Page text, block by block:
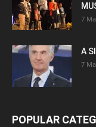
7
A
7
POPULAR